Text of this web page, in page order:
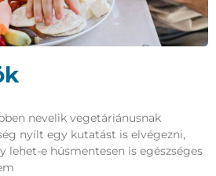
nevelik vegetáriánusnak
nyílt egy kutatást is elvégezni,
e húsmentesen is egészséges